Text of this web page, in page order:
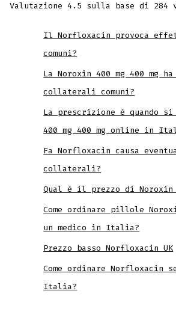
Valutazione4.5 sulla base di 284
Il Norfloxacin provoca
comuni?
La Noroxin 400 mg 400 mg
collaterali comuni?
La prescrizione è quando
400 mg 400 mg online in
Fa Norfloxacin causa
collaterali?
Qual è il prezzo di Noroxin
Come ordinare pillole
un medico in Italia?
Prezzo basso Norfloxacin UK
Come ordinare Norfloxacin
Italia?